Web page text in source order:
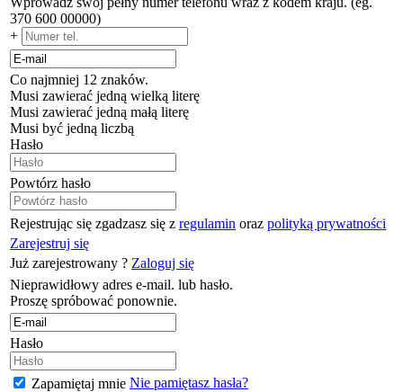
370 600 00000)
+
Co najmniej 12 znaków.
Musi zawierać jedną wielką literę
Musi zawierać jedną małą literę
Musi być jedną liczbą
Hasło
Powtórz hasło
Rejestrując się zgadzasz się z regulamin oraz polityką prywatności
Zarejestruj się
Już zarejestrowany ? Zaloguj się
Nieprawidłowy adres e-mail. lub hasło.
Proszę spróbować ponownie.
Hasło
Zapamiętaj mnie Nie pamiętasz hasła?